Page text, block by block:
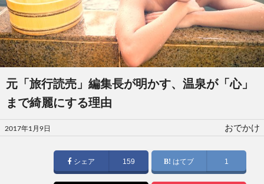
元「旅行読売」編集長が明かす、温泉が「心」
まで綺麗にする理由
投
稿
2017年1月9日 おでかけ
シェア 159 はてブ 1